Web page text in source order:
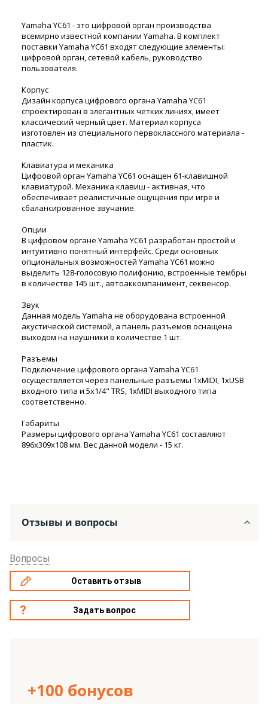
Yamaha YC61 - это цифровой орган производства
всемирно известной компании Yamaha. В комплект
поставки Yamaha YC61 входят следующие элементы:
цифровой орган, сетевой кабель, руководство
пользователя.
Корпус
Дизайн корпуса цифрового органа Yamaha YC61
спроектирован в элегантных четких линиях, имеет
классический черный цвет. Материал корпуса
изготовлен из специального первоклассного материала -
пластик.
Клавиатура и механика
Цифровой орган Yamaha YC61 оснащен 61-клавишной
клавиатурой. Механика клавиш - активная, что
обеспечивает реалистичные ощущения при игре и
сбалансированное звучание.
Опции
В цифровом органе Yamaha YC61 разработан простой и
интуитивно понятный интерфейс. Среди основных
опциональных возможностей Yamaha YC61 можно
выделить 128-голосовую полифонию, встроенные тембры
в количестве 145 шт., автоаккомпанимент, секвенсор.
Звук
Данная модель Yamaha не оборудована встроенной
акустической системой, а панель разъемов оснащена
выходом на наушники в количестве 1 шт.
Разъемы
Подключение цифрового органа Yamaha YC61
осуществляется через панельные разъемы 1xMIDI, 1xUSB
входного типа и 5x1/4" TRS, 1xMIDI выходного типа
соответственно.
Габариты
Размеры цифрового органа Yamaha YC61 составляют
896x309x108 мм. Вес данной модели - 15 кг.
Отзывы и вопросы
Вопросы
Оставить отзыв
Задать вопрос
+100 бонусов